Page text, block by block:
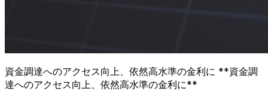
資金調達へのアクセス向上、依然高水準の金利に **資金調
達へのアクセス向上、依然高水準の金利に**